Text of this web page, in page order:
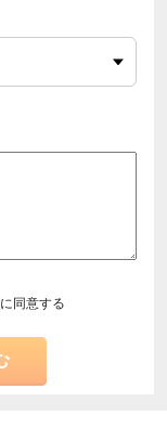
に同意する